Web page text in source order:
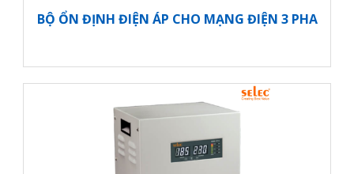
BỘ ỔN ĐỊNH ĐIỆN ÁP CHO MẠNG ĐIỆN 3 PHA